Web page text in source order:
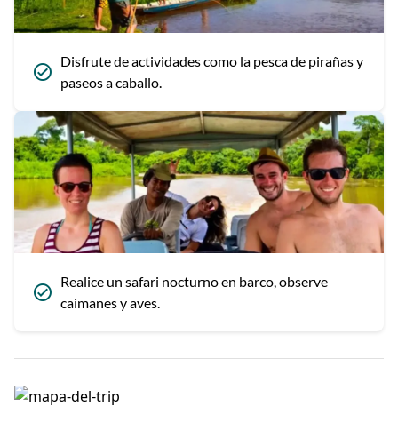
Disfrute de actividades como la pesca de pirañas y
paseos a caballo.
Realice un safari nocturno en barco, observe
caimanes y aves.